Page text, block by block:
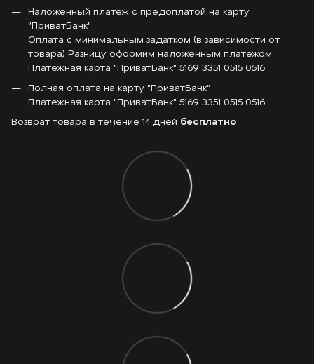
Наложенный платеж с предоплатой на карту
"ПриватБанк"
Оплата с минимальным задатком (в зависимости от
товара) Разницу оформим наложенным платежом.
Платежная карта "ПриватБанк" 5169 3351 0515 0516
Полная оплата на карту "ПриватБанк"
Платежная карта "ПриватБанк" 5169 3351 0515 0516
Возврат товара в течение 14 дней бесплатно